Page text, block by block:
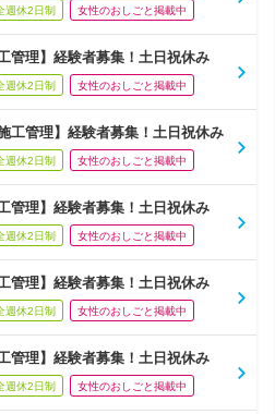
週休2日制 女性のおしごと掲載中
管理】経験者募集！土日祝休み
週休2日制 女性のおしごと掲載中
工管理】経験者募集！土日祝休み
週休2日制 女性のおしごと掲載中
管理】経験者募集！土日祝休み
週休2日制 女性のおしごと掲載中
管理】経験者募集！土日祝休み
週休2日制 女性のおしごと掲載中
管理】経験者募集！土日祝休み
週休2日制 女性のおしごと掲載中